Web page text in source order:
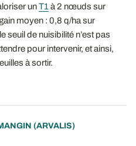
unT1 à 2 nœuds sur
moyen : 0,8 q/ha sur
seuil de nuisibilité n’est pas
pour intervenir, et ainsi,
à sortir.
(ARVALIS)